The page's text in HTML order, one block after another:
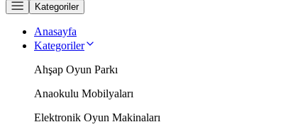
Kategoriler
Anasayfa
Kategoriler
Ahşap Oyun Parkı
Anaokulu Mobilyaları
Elektronik Oyun Makinaları